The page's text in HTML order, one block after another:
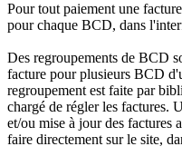
Pour tout paiement une
pour chaque BCD, dans
Des regroupements de BCD
facture pour plusieurs BCD
regroupement est faite par
chargé de régler les factures.
et/ou mise à jour des factures
faire directement sur le site,